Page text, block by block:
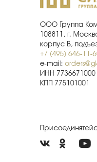
ООО Группа
108811, г.
корпус В,
+7 (495) 646-11-
e-mail:
ИНН 7736671000
КПП 775101001